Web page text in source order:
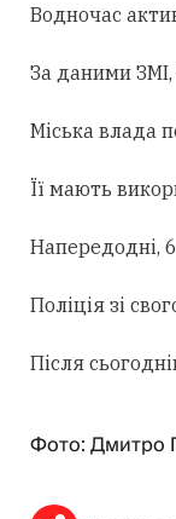
Водночас
За даними
Міська влада
Її мають
Напередодні,
Поліція зі
Після
Фото: Дмитро